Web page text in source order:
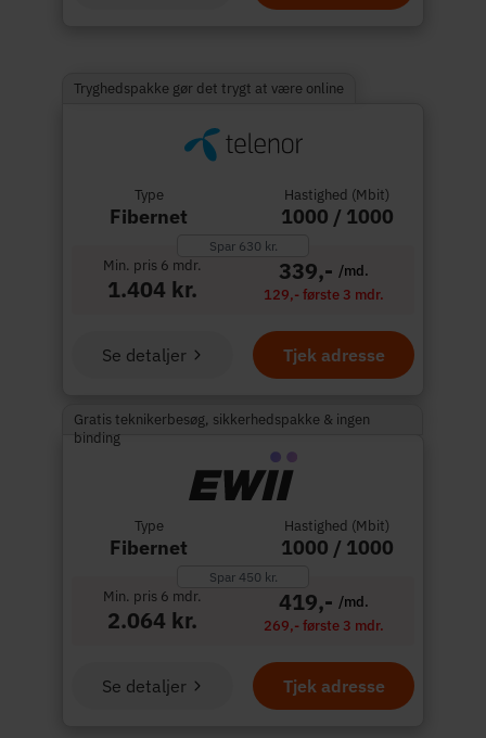
Tryghedspakke gør det trygt at være online
Type
Fibernet
Hastighed (Mbit)
1000 / 1000
Spar 630 kr.
Min. pris 6 mdr.
1.404 kr.
339,- /md.
129,- første 3 mdr.
Tjek adresse
Se detaljer
Gratis teknikerbesøg, sikkerhedspakke & ingen
binding
Type
Fibernet
Hastighed (Mbit)
1000 / 1000
Spar 450 kr.
Min. pris 6 mdr.
2.064 kr.
419,- /md.
269,- første 3 mdr.
Tjek adresse
Se detaljer